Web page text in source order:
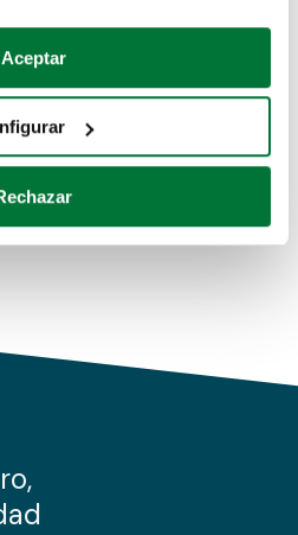
sobre su ubicación geográfica
analizándolo activamente
específicas (huellas
sobre cómo se procesan sus
haga del sitio web con
sociales, publicidad y análisis
Aceptar